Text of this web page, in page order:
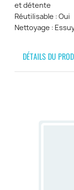
et détente
Réutilisable : Oui
Nettoyage :
DÉTAILS DU